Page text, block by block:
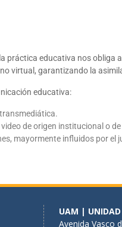
educativa nos obliga
virtual, garantizando la
educativa:
de origen institucional o
mayormente influidos por el
UAM | UNIDAD
Avenida Vasco